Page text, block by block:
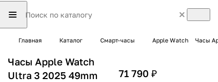
Главная Каталог Смарт-часы Apple Watch Часы
Часы Apple Watch
Ultra 3 2025 49mm
71 790 ₽